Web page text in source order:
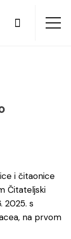
i čitaonice
Čitateljski
2025. s
na prvom